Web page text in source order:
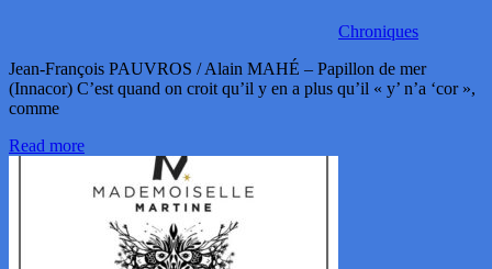
Chroniques
Jean-François PAUVROS / Alain MAHÉ – Papillon de mer
(Innacor) C’est quand on croit qu’il y en a plus qu’il « y’ n’a ‘cor »,
comme
Read more